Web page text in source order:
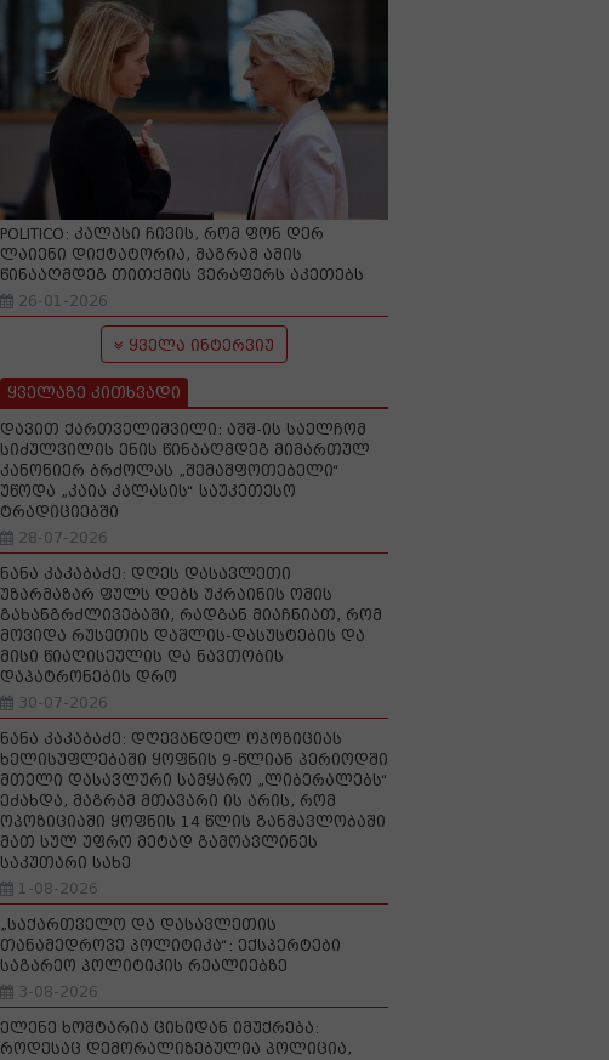
POLITICO: კალასი ჩივის, რომ ფონ დერ
ლაიენი დიქტატორია, მაგრამ ამის
წინააღმდეგ თითქმის ვერაფერს აკეთებს
26-01-2026
ყველა ინტერვიუ
ყველაზე კითხვადი
დავით ქართველიშვილი: აშშ-ის საელჩომ
სიძულვილის ენის წინააღმდეგ მიმართულ
კანონიერ ბრძოლას „შემაშფოთებელი“
უწოდა „კაია კალასის“ საუკეთესო
ტრადიციებში
28-07-2026
ნანა კაკაბაძე: დღეს დასავლეთი
უზარმაზარ ფულს დებს უკრაინის ომის
გახანგრძლივებაში, რადგან მიაჩნიათ, რომ
მოვიდა რუსეთის დაშლის-დასუსტების და
მისი წიაღისეულის და ნავთობის
დაპატრონების დრო
30-07-2026
ნანა კაკაბაძე: დღევანდელ ოპოზიციას
ხელისუფლებაში ყოფნის 9-წლიან პერიოდში
მთელი დასავლური სამყარო „ლიბერალებს“
ეძახდა, მაგრამ მთავარი ის არის, რომ
ოპოზიციაში ყოფნის 14 წლის განმავლობაში
მათ სულ უფრო მეტად გამოავლინეს
საკუთარი სახე
1-08-2026
„საქართველო და დასავლეთის
თანამედროვე პოლიტიკა“: ექსპერტები
საგარეო პოლიტიკის რეალიებზე
3-08-2026
ელენე ხოშტარია ციხიდან იმუქრება:
როდესაც დემორალიზებულია პოლიცია,